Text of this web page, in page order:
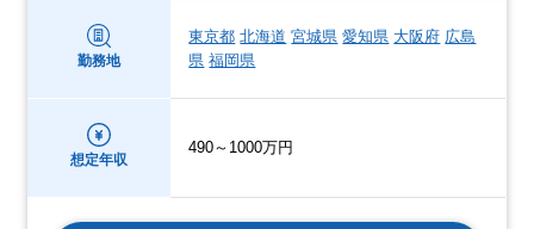
勤務地
東京都 北海道 宮城県 愛知県 大阪府 広島
県 福岡県
想定年収
490～1000万円